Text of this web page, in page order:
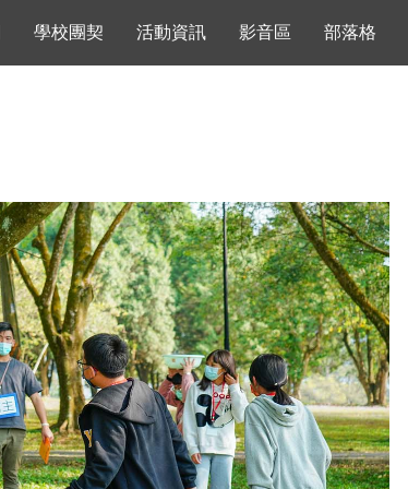
學校團契 活動資訊 影音區 部落格